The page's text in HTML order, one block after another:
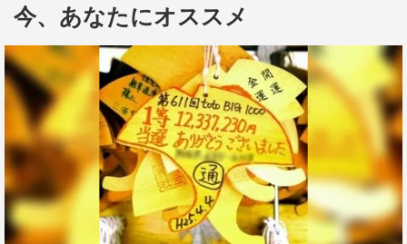
になっていましたか？
「ゴチ」への出演は決まった後で、誰と一緒にやることに
なるのか決まる放送だったので、楽しみにしていました。
「マモ（宮野真守）さんがクビになるかな…マモさんには
クビになってほしくないな…矢部さんと岡村さんどっちか
はクビなんだろうな…」など、普通に視聴者として楽しま
せていただきました。
◆ゴチメンバーと今まで交流などありましたか？
今、あなたにオススメ